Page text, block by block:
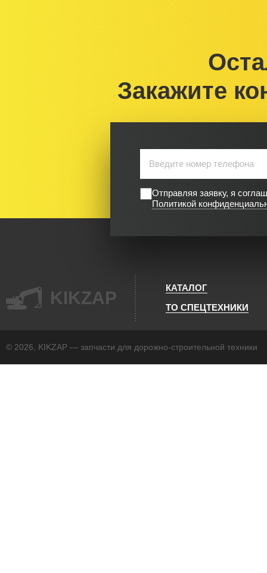
Закажите
Отправляя заявку, я
Политикой
KIKZAP
КАТАЛОГ
ТО СПЕЦТЕХНИКИ
© 2026, KIKZAP — запчасти для дорожно-строительной техники